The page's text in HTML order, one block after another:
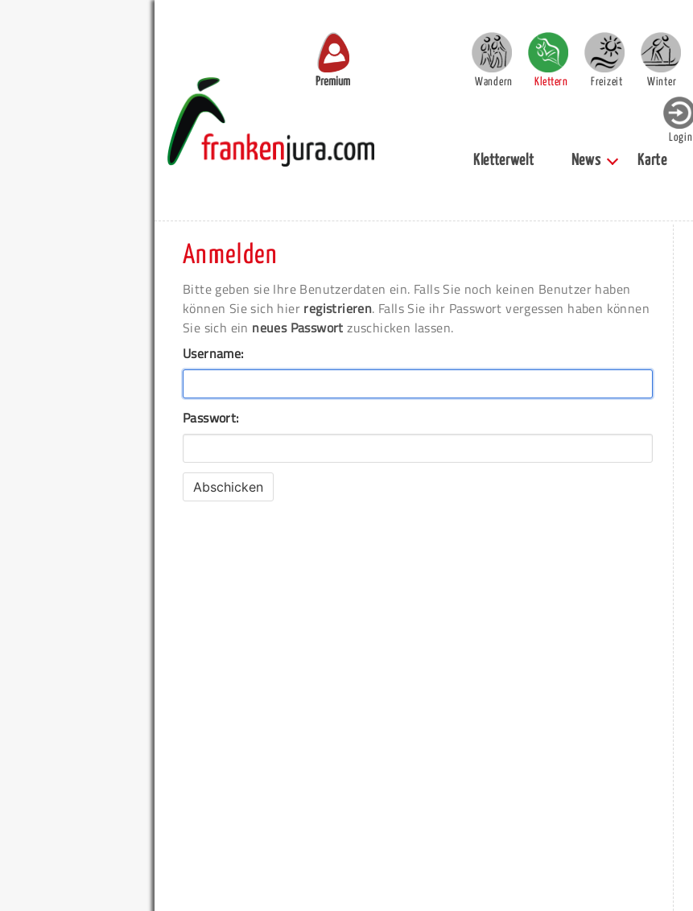
Premium Wandern Klettern Freizeit Winter
Login
Kletterwelt News Karte
Anmelden
Bitte geben sie Ihre Benutzerdaten ein. Falls Sie noch keinen Benutzer haben
können Sie sich hier registrieren. Falls Sie ihr Passwort vergessen haben können
Sie sich ein neues Passwort zuschicken lassen.
Username:
Passwort: